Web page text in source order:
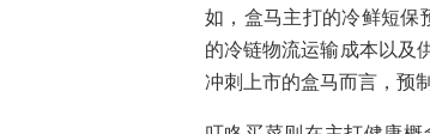
如，盒马主打的冷鲜短
的冷链物流运输成本以及
冲刺上市的盒马而言，预